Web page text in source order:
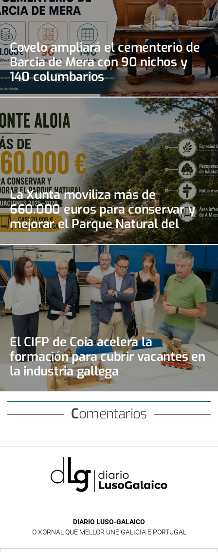
Covelo ampliará el cementerio de
Barcia de Mera con 90 nichos y
140 columbarios
La Xunta moviliza más de
660.000 euros para conservar y
mejorar el Parque Natural del
Monte Aloia
El CIFP de Coia acelera la
formación para cubrir vacantes en
la industria gallega
Comentarios
DIARIO LUSO-GALAICO
O XORNAL QUE MELLOR UNE GALICIA E PORTUGAL